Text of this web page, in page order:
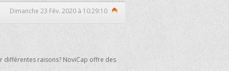
Dimanche 23 Fév. 2020 à 10:29:10
différentes raisons? NoviCap offre des